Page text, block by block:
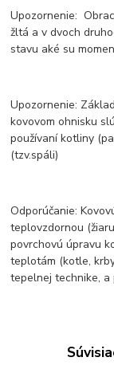
Upozornenie:
žltá a v dvoch
stavu aké su
Upozornenie:
kovovom ohnisku
používaní kotliny
(tzv.spáli)
Odporúčanie:
teplovzdornou
povrchovú úpravu
teplotám (kotle,
tepelnej technike, a